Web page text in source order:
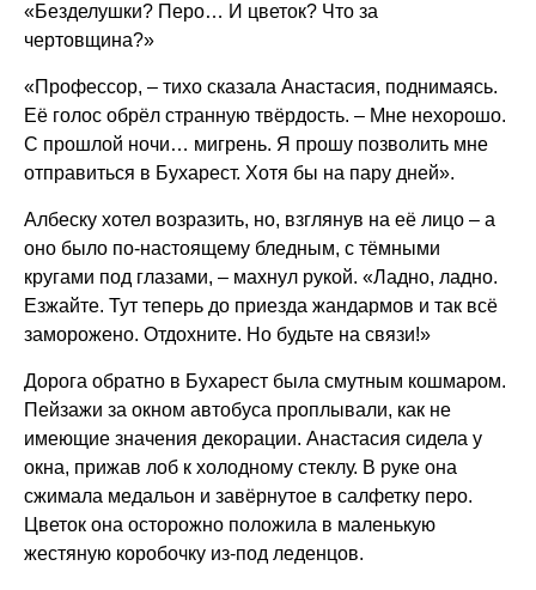
«Безделушки? Перо… И цветок? Что за
чертовщина?»
«Профессор, – тихо сказала Анастасия, поднимаясь.
Её голос обрёл странную твёрдость. – Мне нехорошо.
С прошлой ночи… мигрень. Я прошу позволить мне
отправиться в Бухарест. Хотя бы на пару дней».
Албеску хотел возразить, но, взглянув на её лицо – а
оно было по-настоящему бледным, с тёмными
кругами под глазами, – махнул рукой. «Ладно, ладно.
Езжайте. Тут теперь до приезда жандармов и так всё
заморожено. Отдохните. Но будьте на связи!»
Дорога обратно в Бухарест была смутным кошмаром.
Пейзажи за окном автобуса проплывали, как не
имеющие значения декорации. Анастасия сидела у
окна, прижав лоб к холодному стеклу. В руке она
сжимала медальон и завёрнутое в салфетку перо.
Цветок она осторожно положила в маленькую
жестяную коробочку из-под леденцов.